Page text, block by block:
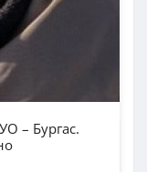
– Бургас.